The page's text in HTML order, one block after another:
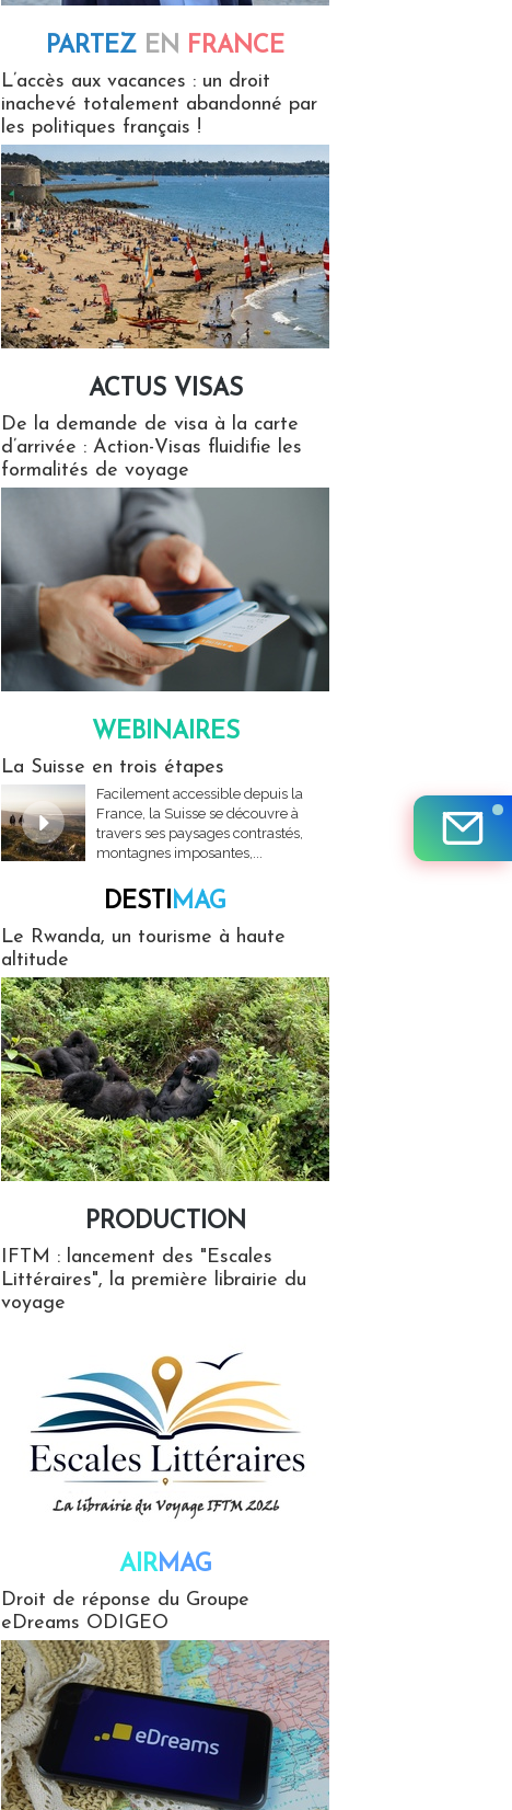
PARTEZ EN FRANCE
L’accès aux vacances : un droit
inachevé totalement abandonné par
les politiques français !
ACTUS VISAS
De la demande de visa à la carte
d’arrivée : Action-Visas fluidifie les
formalités de voyage
WEBINAIRES
La Suisse en trois étapes
Facilement accessible depuis la
France, la Suisse se découvre à
travers ses paysages contrastés,
montagnes imposantes,...
DESTIMAG
Le Rwanda, un tourisme à haute
altitude
PRODUCTION
IFTM : lancement des "Escales
Littéraires", la première librairie du
voyage
AIRMAG
Droit de réponse du Groupe
eDreams ODIGEO